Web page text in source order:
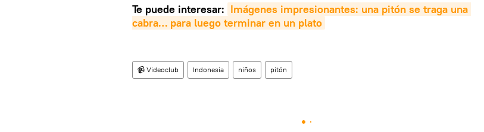
Te puede interesar: Imágenes impresionantes: una pitón se traga una
cabra… para luego terminar en un plato
📹 Videoclub Indonesia niños pitón